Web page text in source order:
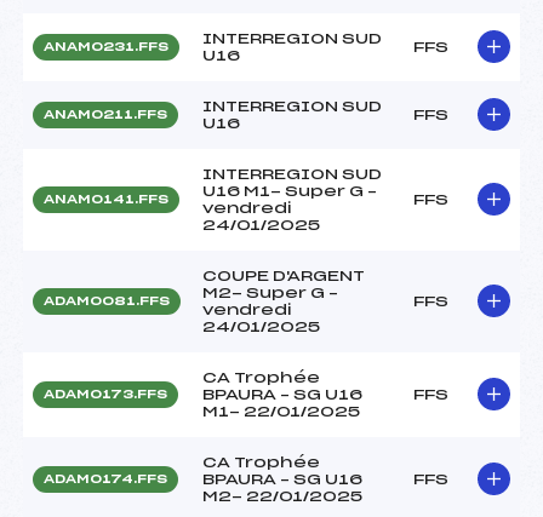
ANAM0231.FFS
INTERREGION SUD
U16
FFS
ANAM0211.FFS
INTERREGION SUD
U16
FFS
ANAM0141.FFS
INTERREGION SUD
U16 M1- Super G –
vendredi
24/01/2025
FFS
ADAM0081.FFS
COUPE D'ARGENT
M2- Super G –
vendredi
24/01/2025
FFS
ADAM0173.FFS
CA Trophée
BPAURA – SG U16
M1- 22/01/2025
FFS
ADAM0174.FFS
CA Trophée
BPAURA – SG U16
M2- 22/01/2025
FFS